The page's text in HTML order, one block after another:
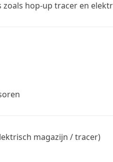
hop-up tracer en
magazijn / tracer)